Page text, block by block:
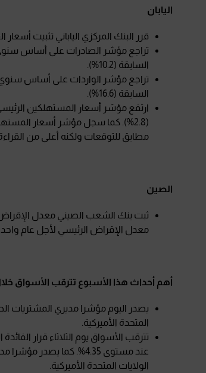
اليابان
قرر البنك المركزي الياباني تثبيت أسعار الفائدة عند
السابقة (10.2%).
السابقة (16.6%).
مطابق للتوقعات ولكنه أعلى من القراءة
الصين
معدل الإقراض الرئيسي لأجل عام واحد عند مستوى 3.35%
أهم أحداث هذا الأسبوع تترقب الأسواق
يصدر اليوم مؤشرا مديري المشتريات
المتحدة الأميركية.
تترقب الأسواق يوم الثلاثاء قرار
عند مستوى 4.35%. كما
الولايات المتحدة الأميركية.